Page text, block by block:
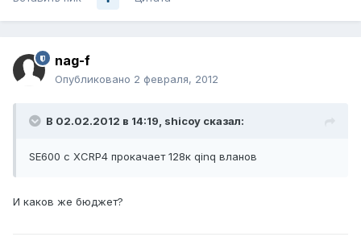
nag-f
Опубликовано 2 февраля, 2012
В 02.02.2012 в 14:19, shicoy сказал:
SE600 c XCRP4 прокачает 128к qinq вланов
И каков же бюджет?